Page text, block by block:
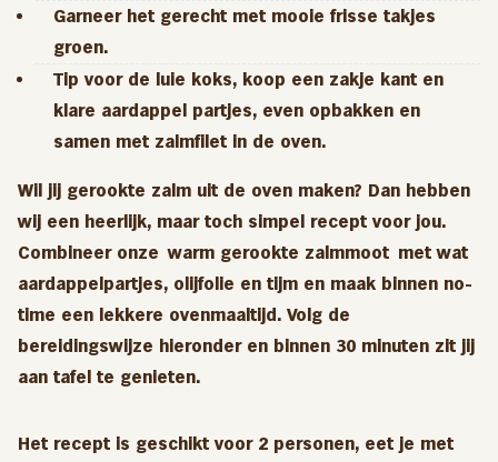
Garneer het gerecht met mooie frisse takjes
groen.
Tip voor de luie koks, koop een zakje kant en
klare aardappel partjes, even opbakken en
samen met zalmfilet in de oven.
Wil jij gerookte zalm uit de oven maken? Dan hebben
wij een heerlijk, maar toch simpel recept voor jou.
Combineer onzewarm gerookte zalmmoot met wat
aardappelpartjes, olijfolie en tijm en maak binnen no-
time een lekkere ovenmaaltijd. Volg de
bereidingswijze hieronder en binnen 30 minuten zit jij
aan tafel te genieten.
Het recept is geschikt voor 2 personen, eet je met